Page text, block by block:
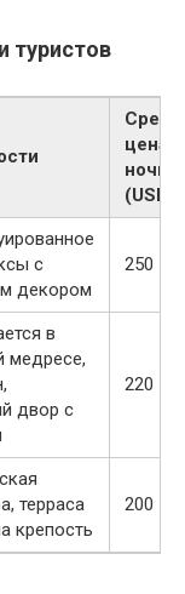
туристов
цена
ночь
(USD)
с
декором
250
в
медресе,
двор с
220
терраса
крепость
200